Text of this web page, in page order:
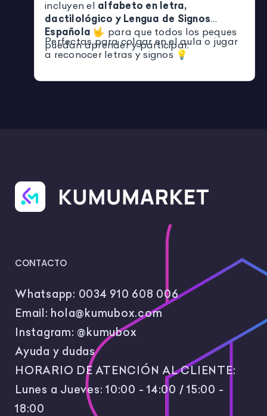
incluyen el alfabeto en letra,
dactilológico y Lengua de Signos
Española 🤟 para que todos los peques
puedan aprender y participar.
Perfectas para colgar en el aula o jugar
a reconocer letras y signos 💡
CONTACTO
Whatsapp: 0034 910 608 006
Email: hola@kumubox.com
Instagram: @kumubox
Ayuda y dudas
HORARIO DE ATENCIÓN AL CLIENTE:
Lunes a Jueves: 10:00 - 14:00 / 15:00 -
18:00